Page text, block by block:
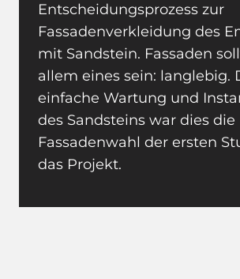
Entscheidungsprozess zur
Fassadenverkleidung des
mit Sandstein. Fassaden
allem eines sein: langlebig.
einfache Wartung und
des Sandsteins war dies die
Fassadenwahl der ersten
das Projekt.